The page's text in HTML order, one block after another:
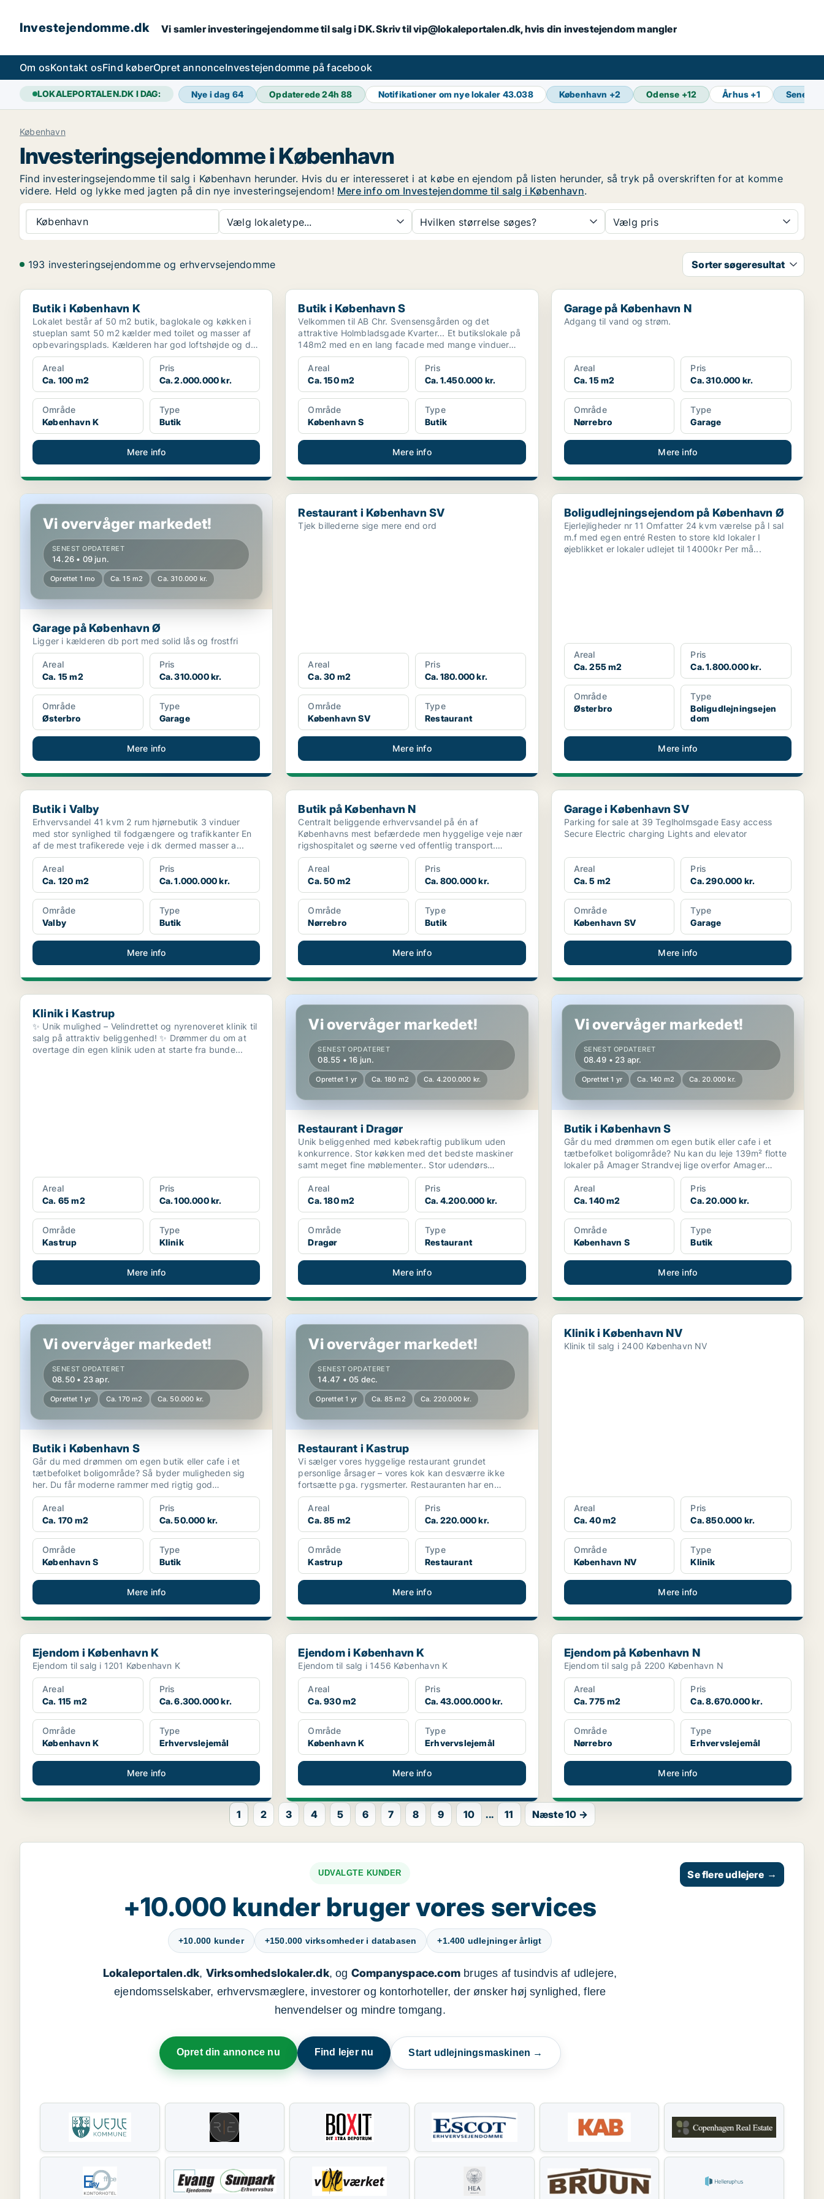
Investejendomme.dk Vi samler investeringejendomme til salg i DK. Skriv til vip@lokaleportalen.dk, hvis din investejendom mangler
Om osKontakt osFind køberOpret annonceInvestejendomme på facebook
LOKALEPORTALEN.DK I DAG: Nye i dag 64 Opdaterede 24h88 Notifikationer om nye lokaler 43.038 København +2 Odense +12 Århus +1
København
Investeringsejendomme i København
Find investeringsejendomme til salg i København herunder. Hvis du er interesseret i at købe en ejendom på listen herunder, så tryk på overskriften for at komme
videre. Held og lykke med jagten på din nye investeringsejendom! Mere info om Investejendomme til salg i København.
København Vælg lokaletype... Hvilken størrelse søges? Vælg pris
193 investeringsejendomme og erhvervsejendomme Sorter søgeresultat
Butik i København K
Butik i København K
Lokalet består af 50 m2 butik, baglokale og køkken i
stueplan samt 50 m2 kælder med toilet og masser af
opbevaringsplads. Kælderen har god loftshøjde og der
...
Areal
Ca. 100 m2
Pris
Ca. 2.000.000 kr.
Område
København K
Type
Butik
Mere info
Butik i København S
Butik i København S
Velkommen til AB Chr. Svensensgården og det
attraktive Holmbladsgade Kvarter... Et butikslokale på
148m2 med en en lang facade med mange vinduer
mod Holmb...
Areal
Ca. 150 m2
Pris
Ca. 1.450.000 kr.
Område
København S
Type
Butik
Mere info
Garage på København N
Garage på København N
Adgang til vand og strøm.
Areal
Ca. 15 m2
Pris
Ca. 310.000 kr.
Område
Nørrebro
Type
Garage
Mere info
Garage på København Ø
Vi overvåger markedet!
SENEST OPDATERET
14.26 • 09 jun.
Oprettet 1 mo Ca. 15 m2 Ca. 310.000 kr.
Garage på København Ø
Ligger i kælderen db port med solid lås og frostfri
Areal
Ca. 15 m2
Pris
Ca. 310.000 kr.
Område
Østerbro
Type
Garage
Mere info
Restaurant i København SV
Restaurant i København SV
Tjek billederne sige mere end ord
Areal
Ca. 30 m2
Pris
Ca. 180.000 kr.
Område
København SV
Type
Restaurant
Mere info
Boligudlejningsejendom på København Ø
Boligudlejningsejendom på København Ø
Ejerlejligheder nr 11 Omfatter 24 kvm værelse på l sal
m.f med egen entré Resten to store kld lokaler I
øjeblikket er lokaler udlejet til 14000kr Per må...
Areal
Ca. 255 m2
Pris
Ca. 1.800.000 kr.
Område
Østerbro
Type
Boligudlejningsejen
dom
Mere info
Butik i Valby
Butik i Valby
Erhvervsandel 41 kvm 2 rum hjørnebutik 3 vinduer
med stor synlighed til fodgængere og trafikkanter En
af de mest trafikerede veje i dk dermed masser a...
Areal
Ca. 120 m2
Pris
Ca. 1.000.000 kr.
Område
Valby
Type
Butik
Mere info
Butik på København N
Butik på København N
Centralt beliggende erhvervsandel på én af
Københavns mest befærdede men hyggelige veje nær
rigshospitalet og søerne ved offentlig transport.
Lokalerne er be...
Areal
Ca. 50 m2
Pris
Ca. 800.000 kr.
Område
Nørrebro
Type
Butik
Mere info
Garage i København SV
Garage i København SV
Parking for sale at 39 Teglholmsgade Easy access
Secure Electric charging Lights and elevator
Areal
Ca. 5 m2
Pris
Ca. 290.000 kr.
Område
København SV
Type
Garage
Mere info
Klinik i Kastrup
Klinik i Kastrup
✨ Unik mulighed – Velindrettet og nyrenoveret klinik til
salg på attraktiv beliggenhed! ✨ Drømmer du om at
overtage din egen klinik uden at starte fra bunde...
Areal
Ca. 65 m2
Pris
Ca. 100.000 kr.
Område
Kastrup
Type
Klinik
Mere info
Restaurant i Dragør
Vi overvåger markedet!
SENEST OPDATERET
08.55 • 16 jun.
Oprettet 1 yr Ca. 180 m2 Ca. 4.200.000 kr.
Restaurant i Dragør
Unik beliggenhed med købekraftig publikum uden
konkurrence. Stor køkken med det bedste maskiner
samt meget fine møblementer.. Stor udendørs
servering, privat...
Areal
Ca. 180 m2
Pris
Ca. 4.200.000 kr.
Område
Dragør
Type
Restaurant
Mere info
Butik i København S
Vi overvåger markedet!
SENEST OPDATERET
08.49 • 23 apr.
Oprettet 1 yr Ca. 140 m2 Ca. 20.000 kr.
Butik i København S
Går du med drømmen om egen butik eller cafe i et
tætbefolket boligområde? Nu kan du leje 139m² flotte
lokaler på Amager Strandvej lige overfor Amager
Stran...
Areal
Ca. 140 m2
Pris
Ca. 20.000 kr.
Område
København S
Type
Butik
Mere info
Butik i København S
Vi overvåger markedet!
SENEST OPDATERET
08.50 • 23 apr.
Oprettet 1 yr Ca. 170 m2 Ca. 50.000 kr.
Butik i København S
Går du med drømmen om egen butik eller cafe i et
tætbefolket boligområde? Så byder muligheden sig
her. Du får moderne rammer med rigtig god
eksponering og ...
Areal
Ca. 170 m2
Pris
Ca. 50.000 kr.
Område
København S
Type
Butik
Mere info
Restaurant i Kastrup
Vi overvåger markedet!
SENEST OPDATERET
14.47 • 05 dec.
Oprettet 1 yr Ca. 85 m2 Ca. 220.000 kr.
Restaurant i Kastrup
Vi sælger vores hyggelige restaurant grundet
personlige årsager – vores kok kan desværre ikke
fortsætte pga. rygsmerter. Restauranten har en
fantastisk place...
Areal
Ca. 85 m2
Pris
Ca. 220.000 kr.
Område
Kastrup
Type
Restaurant
Mere info
Klinik i København NV
Klinik i København NV
Klinik til salg i 2400 København NV
Areal
Ca. 40 m2
Pris
Ca. 850.000 kr.
Område
København NV
Type
Klinik
Mere info
Ejendom i København K
Ejendom i København K
Ejendom til salg i 1201 København K
Areal
Ca. 115 m2
Pris
Ca. 6.300.000 kr.
Område
København K
Type
Erhvervslejemål
Mere info
Ejendom i København K
Ejendom i København K
Ejendom til salg i 1456 København K
Areal
Ca. 930 m2
Pris
Ca. 43.000.000 kr.
Område
København K
Type
Erhvervslejemål
Mere info
Ejendom på København N
Ejendom på København N
Ejendom til salg på 2200 København N
Areal
Ca. 775 m2
Pris
Ca. 8.670.000 kr.
Område
Nørrebro
Type
Erhvervslejemål
Mere info
1 2 3 4 5 6 7 8 9 10 ... 11 Næste 10 →
UDVALGTE KUNDER
+10.000 kunder bruger vores services
+10.000 kunder +150.000 virksomheder i databasen +1.400 udlejninger årligt
Lokaleportalen.dk, Virksomhedslokaler.dk, og Companyspace.combruges af tusindvis af udlejere,
ejendomsselskaber, erhvervsmæglere, investorer og kontorhoteller, der ønsker høj synlighed, flere
henvendelser og mindre tomgang.
Opret din annonce nu Find lejer nu Start udlejningsmaskinen →
Se flere udlejere →